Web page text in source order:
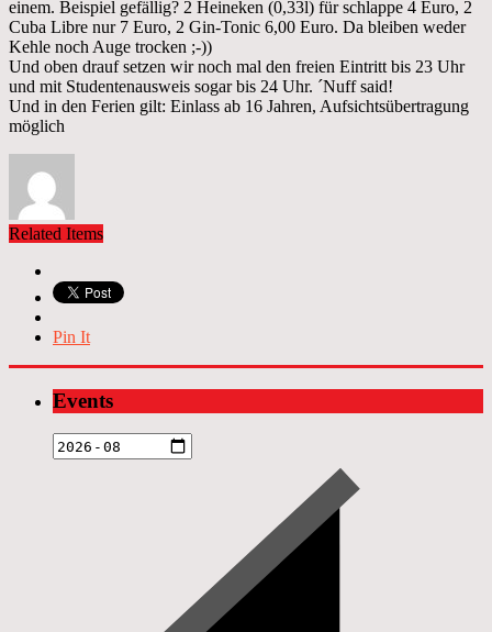
einem. Beispiel gefällig? 2 Heineken (0,33l) für schlappe 4 Euro, 2
Cuba Libre nur 7 Euro, 2 Gin-Tonic 6,00 Euro. Da bleiben weder
Kehle noch Auge trocken ;-))
Und oben drauf setzen wir noch mal den freien Eintritt bis 23 Uhr
und mit Studentenausweis sogar bis 24 Uhr. ´Nuff said!
Und in den Ferien gilt: Einlass ab 16 Jahren, Aufsichtsübertragung
möglich
Related Items
Pin It
Events